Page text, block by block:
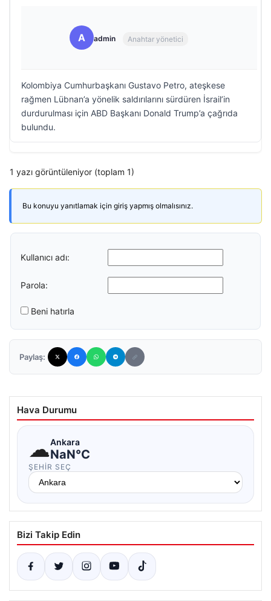
A admin Anahtar yönetici
Kolombiya Cumhurbaşkanı Gustavo Petro, ateşkese
rağmen Lübnan’a yönelik saldırılarını sürdüren İsrail’in
durdurulması için ABD Başkanı Donald Trump’a çağrıda
bulundu.
1 yazı görüntüleniyor (toplam 1)
Bu konuyu yanıtlamak için giriş yapmış olmalısınız.
Kullanıcı adı:
Parola:
Beni hatırla
Paylaş:
Hava Durumu
☁Ankara
NaN°C
ŞEHIR SEÇ
Bizi Takip Edin